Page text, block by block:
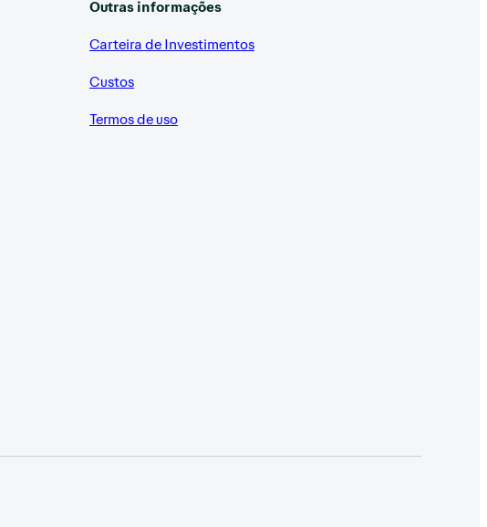
Outras informações
Carteira de Investimentos
Custos
Termos de uso